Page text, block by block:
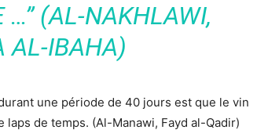
…” (AL-NAKHLAWI,
AL-IBAHA)
une période de 40 jours est que le vin
de temps. (Al-Manawi, Fayd al-Qadir)